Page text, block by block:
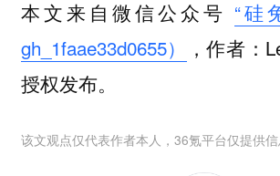
本文来自微信公众号 “硅
gh_1faae33d0655）
，作者：
授权发布。
该文观点仅代表作者本人，36氪平台仅提供信